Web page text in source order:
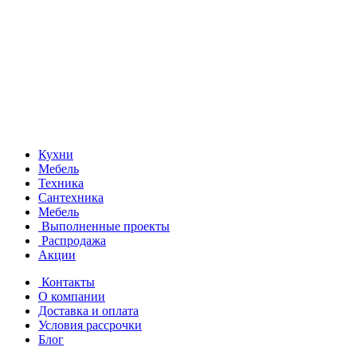
Кухни
Мебель
Техника
Сантехника
Мебель
Выполненные проекты
Распродажа
Акции
Контакты
О компании
Доставка и оплата
Условия рассрочки
Блог